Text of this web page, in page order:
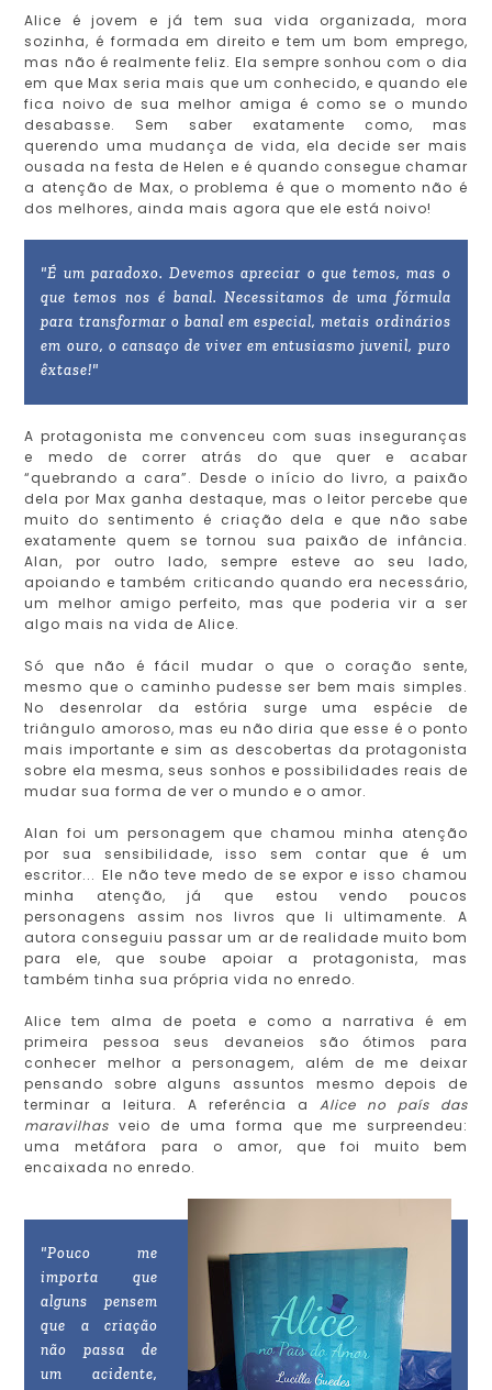
Alice é jovem e já tem sua vida organizada, mora
sozinha, é formada em direito e tem um bom emprego,
mas não é realmente feliz. Ela sempre sonhou com o dia
em que Max seria mais que um conhecido, e quando ele
fica noivo de sua melhor amiga é como se o mundo
desabasse. Sem saber exatamente como, mas
querendo uma mudança de vida, ela decide ser mais
ousada na festa de Helen e é quando consegue chamar
a atenção de Max, o problema é que o momento não é
dos melhores, ainda mais agora que ele está noivo!
"É um paradoxo. Devemos apreciar o que temos, mas o
que temos nos é banal. Necessitamos de uma fórmula
para transformar o banal em especial, metais ordinários
em ouro, o cansaço de viver em entusiasmo juvenil, puro
êxtase!"
A protagonista me convenceu com suas inseguranças
e medo de correr atrás do que quer e acabar
“quebrando a cara”. Desde o início do livro, a paixão
dela por Max ganha destaque, mas o leitor percebe que
muito do sentimento é criação dela e que não sabe
exatamente quem se tornou sua paixão de infância.
Alan, por outro lado, sempre esteve ao seu lado,
apoiando e também criticando quando era necessário,
um melhor amigo perfeito, mas que poderia vir a ser
algo mais na vida de Alice.
Só que não é fácil mudar o que o coração sente,
mesmo que o caminho pudesse ser bem mais simples.
No desenrolar da estória surge uma espécie de
triângulo amoroso, mas eu não diria que esse é o ponto
mais importante e sim as descobertas da protagonista
sobre ela mesma, seus sonhos e possibilidades reais de
mudar sua forma de ver o mundo e o amor.
Alan foi um personagem que chamou minha atenção
por sua sensibilidade, isso sem contar que é um
escritor... Ele não teve medo de se expor e isso chamou
minha atenção, já que estou vendo poucos
personagens assim nos livros que li ultimamente. A
autora conseguiu passar um ar de realidade muito bom
para ele, que soube apoiar a protagonista, mas
também tinha sua própria vida no enredo.
Alice tem alma de poeta e como a narrativa é em
primeira pessoa seus devaneios são ótimos para
conhecer melhor a personagem, além de me deixar
pensando sobre alguns assuntos mesmo depois de
terminar a leitura. A referência a Alice no país das
maravilhas veio de uma forma que me surpreendeu:
uma metáfora para o amor, que foi muito bem
encaixada no enredo.
"Pouco me
importa que
alguns pensem
que a criação
não passa de
um acidente,